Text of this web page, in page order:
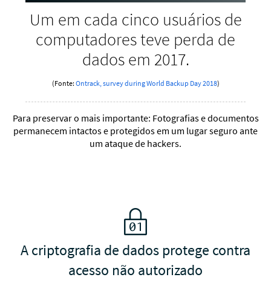
Um em cada cinco usuários de
computadores teve perda de
dados em 2017.
(Fonte: Ontrack, survey during World Backup Day 2018)
Para preservar o mais importante: Fotografias e documentos
permanecem intactos e protegidos em um lugar seguro ante
um ataque de hackers.
A criptografia de dados protege contra
acesso não autorizado